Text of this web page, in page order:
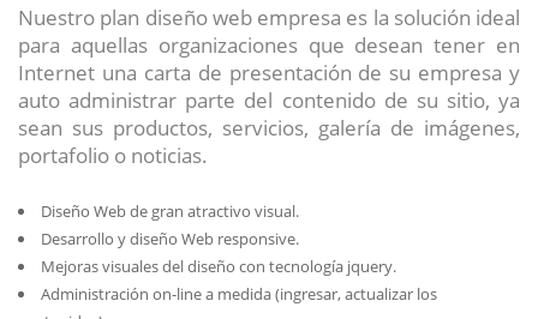
Nuestro plan diseño web empresa es la solución ideal
para aquellas organizaciones que desean tener en
Internet una carta de presentación de su empresa y
auto administrar parte del contenido de su sitio, ya
sean sus productos, servicios, galería de imágenes,
portafolio o noticias.
Diseño Web de gran atractivo visual.
Desarrollo y diseño Web responsive.
Mejoras visuales del diseño con tecnología jquery.
Administración on-line a medida (ingresar, actualizar los